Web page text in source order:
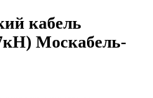
кабель
Москабель-